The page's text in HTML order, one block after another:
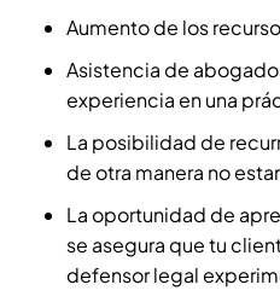
Aumento de los
Asistencia de
experiencia en una
La posibilidad de
de otra manera no
La oportunidad de
se asegura que tu
defensor legal